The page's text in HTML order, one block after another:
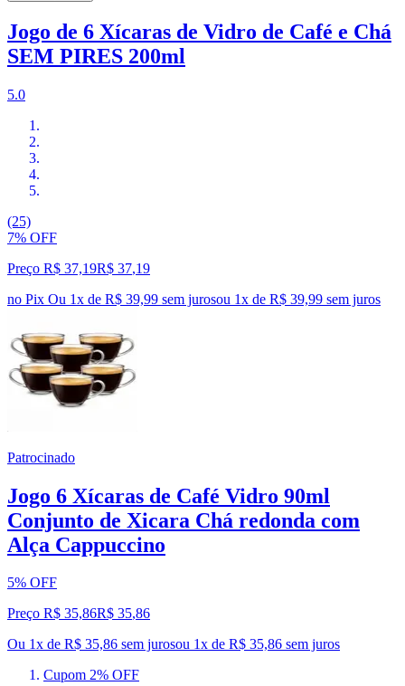
Jogo de 6 Xícaras de Vidro de Café e Chá
SEM PIRES 200ml
5.0
(25)
7% OFF
Preço R$ 37,19R$ 37,19
no Pix Ou 1x de R$ 39,99 sem jurosou 1x de R$ 39,99 sem juros
Patrocinado
Jogo 6 Xícaras de Café Vidro 90ml
Conjunto de Xicara Chá redonda com
Alça Cappuccino
5% OFF
Preço R$ 35,86R$ 35,86
Ou 1x de R$ 35,86 sem jurosou 1x de R$ 35,86 sem juros
Cupom 2% OFF